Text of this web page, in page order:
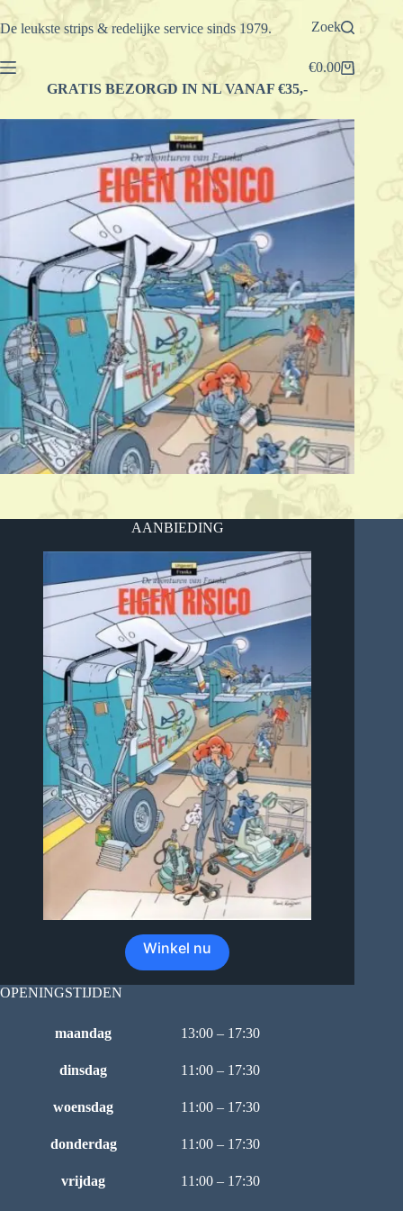
Ga
naar
De leukste strips & redelijke service sinds 1979. Zoek
Winkelwagen
€0.00
GRATIS BEZORGD IN NL VANAF €35,-
AANBIEDING
Winkel nu
OPENINGSTIJDEN
maandag 13:00 – 17:30
dinsdag 11:00 – 17:30
woensdag 11:00 – 17:30
donderdag 11:00 – 17:30
vrijdag 11:00 – 17:30